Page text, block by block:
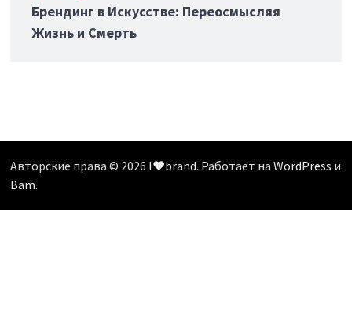
Брендинг в Искусстве: Переосмысляя
Жизнь и Смерть
Авторские права © 2026 I❤️brand. Работает наWordPress и
Bam.